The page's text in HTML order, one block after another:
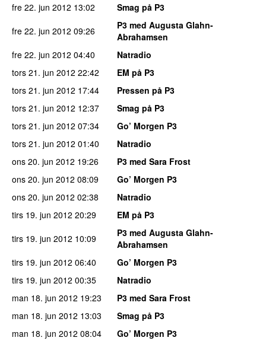
fre 22. jun 2012 13:02
Smag på P3
fre 22. jun 2012 09:26
P3 med Augusta Glahn-
Abrahamsen
fre 22. jun 2012 04:40
Natradio
tors 21. jun 2012 22:42
EM på P3
tors 21. jun 2012 17:44
Pressen på P3
tors 21. jun 2012 12:37
Smag på P3
tors 21. jun 2012 07:34
Go’ Morgen P3
tors 21. jun 2012 01:40
Natradio
ons 20. jun 2012 19:26
P3 med Sara Frost
ons 20. jun 2012 08:09
Go’ Morgen P3
ons 20. jun 2012 02:38
Natradio
tirs 19. jun 2012 20:29
EM på P3
tirs 19. jun 2012 10:09
P3 med Augusta Glahn-
Abrahamsen
tirs 19. jun 2012 06:40
Go’ Morgen P3
tirs 19. jun 2012 00:35
Natradio
man 18. jun 2012 19:23
P3 med Sara Frost
man 18. jun 2012 13:03
Smag på P3
man 18. jun 2012 08:04
Go’ Morgen P3